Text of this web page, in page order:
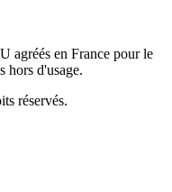
agréés en France pour le
hors d'usage.
réservés.